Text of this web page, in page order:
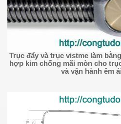
Trục đẩy và trục vistme làm
hợp kim chống mãi mòn cho
và vận hành êm